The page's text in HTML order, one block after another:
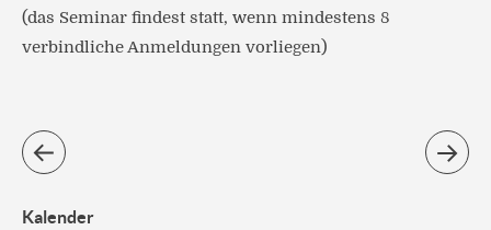
(das Seminar findest statt, wenn mindestens 8
verbindliche Anmeldungen vorliegen)
Kalender